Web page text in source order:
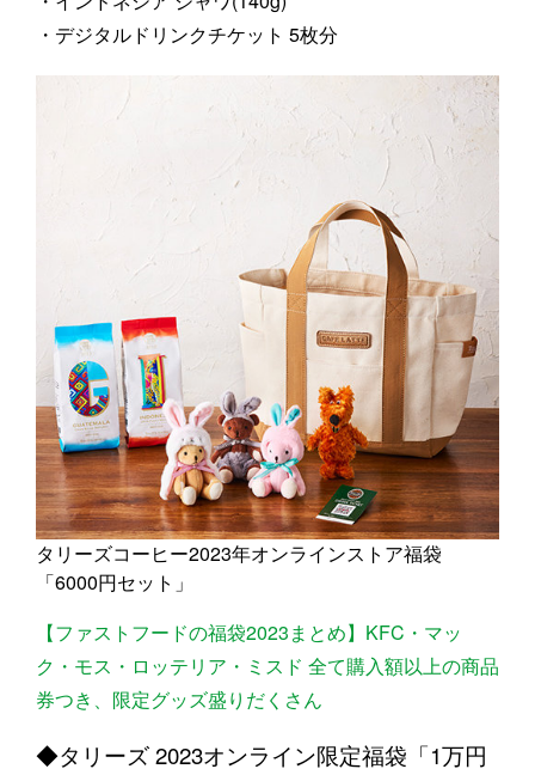
・デジタルドリンクチケット 5枚分
タリーズコーヒー2023年オンラインストア福袋
「6000円セット」
【ファストフードの福袋2023まとめ】KFC・マッ
ク・モス・ロッテリア・ミスド 全て購入額以上の商品
券つき、限定グッズ盛りだくさん
◆タリーズ 2023オンライン限定福袋「1万円